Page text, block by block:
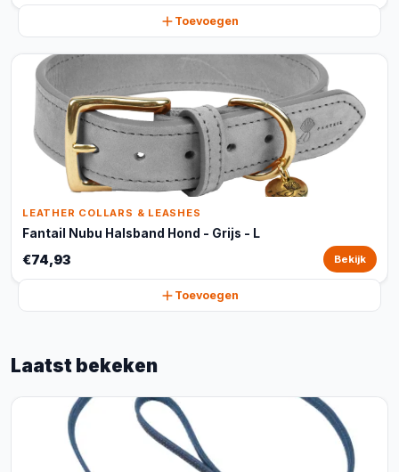
Toevoegen
LEATHER COLLARS & LEASHES
Fantail Nubu Halsband Hond - Grijs - L
€74,93 Bekijk
Toevoegen
Laatst bekeken